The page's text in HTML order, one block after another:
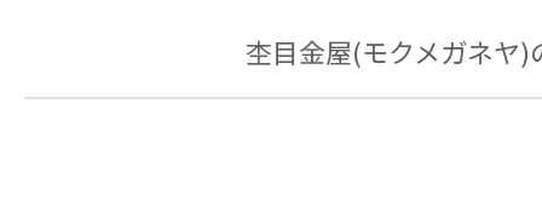
杢目金屋(モクメガネヤ